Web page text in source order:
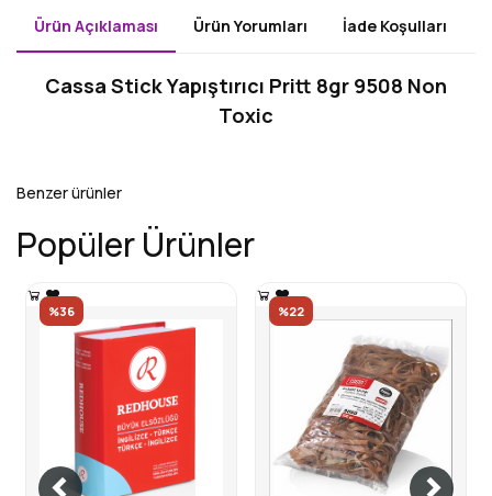
Ürün Açıklaması Ürün Yorumları İade Koşulları
Cassa Stick Yapıştırıcı Pritt 8gr 9508 Non
Toxic
Benzer ürünler
Popüler Ürünler
%36 %22